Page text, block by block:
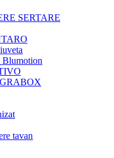
SERTARE
Blumotion
tavan